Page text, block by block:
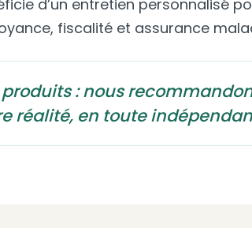
d’un entretien personnalisé
fiscalité et assurance
produits : nous
réalité, en toute